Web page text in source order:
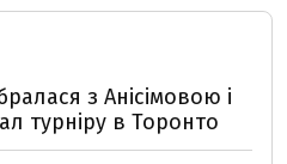
з Анісімовою і
турніру в Торонто